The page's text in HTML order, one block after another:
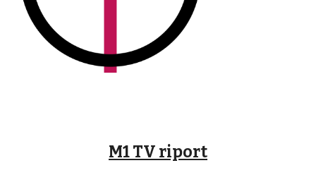
M1 TV riport